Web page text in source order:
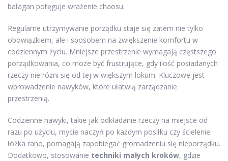
bałagan potęguje wrażenie chaosu.
Regularne utrzymywanie porządku staje się zatem nie tylko
obowiązkiem, ale i sposobem na zwiększenie komfortu w
codziennym życiu. Mniejsze przestrzenie wymagają częstszego
porządkowania, co może być frustrujące, gdy ilość posiadanych
rzeczy nie różni się od tej w większym lokum. Kluczowe jest
wprowadzenie nawyków, które ułatwią zarządzanie
przestrzenią.
Codzienne nawyki, takie jak odkładanie rzeczy na miejsce od
razu po użyciu, mycie naczyń po każdym posiłku czy ścielenie
łóżka rano, pomagają zapobiegać gromadzeniu się nieporządku.
Dodatkowo, stosowanie techniki małych kroków, gdzie